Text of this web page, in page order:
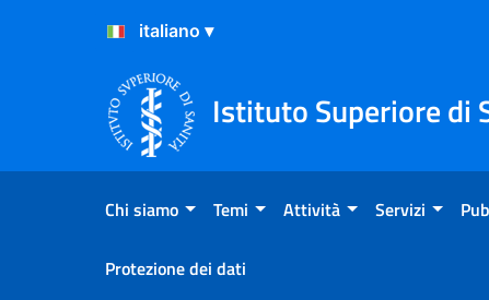
Salta al Contenuto
Salta al Footer
Istituto Superiore di
Chi siamo Temi Attività Servizi
Protezione dei dati